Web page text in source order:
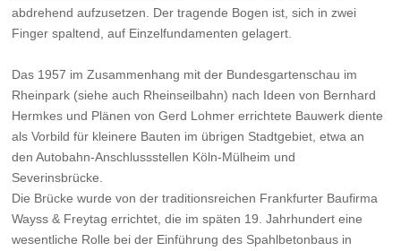
abdrehend aufzusetzen. Der tragende Bogen ist, sich in zwei
Finger spaltend, auf Einzelfundamenten gelagert.
Das 1957 im Zusammenhang mit der Bundesgartenschau im
Rheinpark (siehe auch Rheinseilbahn) nach Ideen von Bernhard
Hermkes und Plänen von Gerd Lohmer errichtete Bauwerk diente
als Vorbild für kleinere Bauten im übrigen Stadtgebiet, etwa an
den Autobahn-Anschlussstellen Köln-Mülheim und
Severinsbrücke.
Die Brücke wurde von der traditionsreichen Frankfurter Baufirma
Wayss & Freytag errichtet, die im späten 19. Jahrhundert eine
wesentliche Rolle bei der Einführung des Spahlbetonbaus in